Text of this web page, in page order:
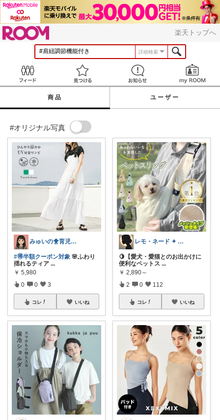
楽天トップへ
詳細検索
見つける お知らせ
商品 ユーザー
#オリジナル写真
みゅいの🐥育児×時短×コスパ☀️朝コレ
#🉐半額クーポン対象 🌸ふわり
揺れるティア ...
￥ 5,980
0 0 3
コレ いいね
レモ・ネード ✦ セレクト 🍋
🍋【愛犬・愛猫とのお出かけに
便利なペットス ...
￥ 2,890～
2 0 112
コレ いいね